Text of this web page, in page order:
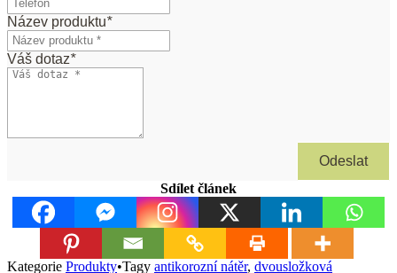
Název produktu*
Váš dotaz*
Odeslat
Sdílet článek
Kategorie Produkty•Tagy antikorozní nátěr, dvousložková